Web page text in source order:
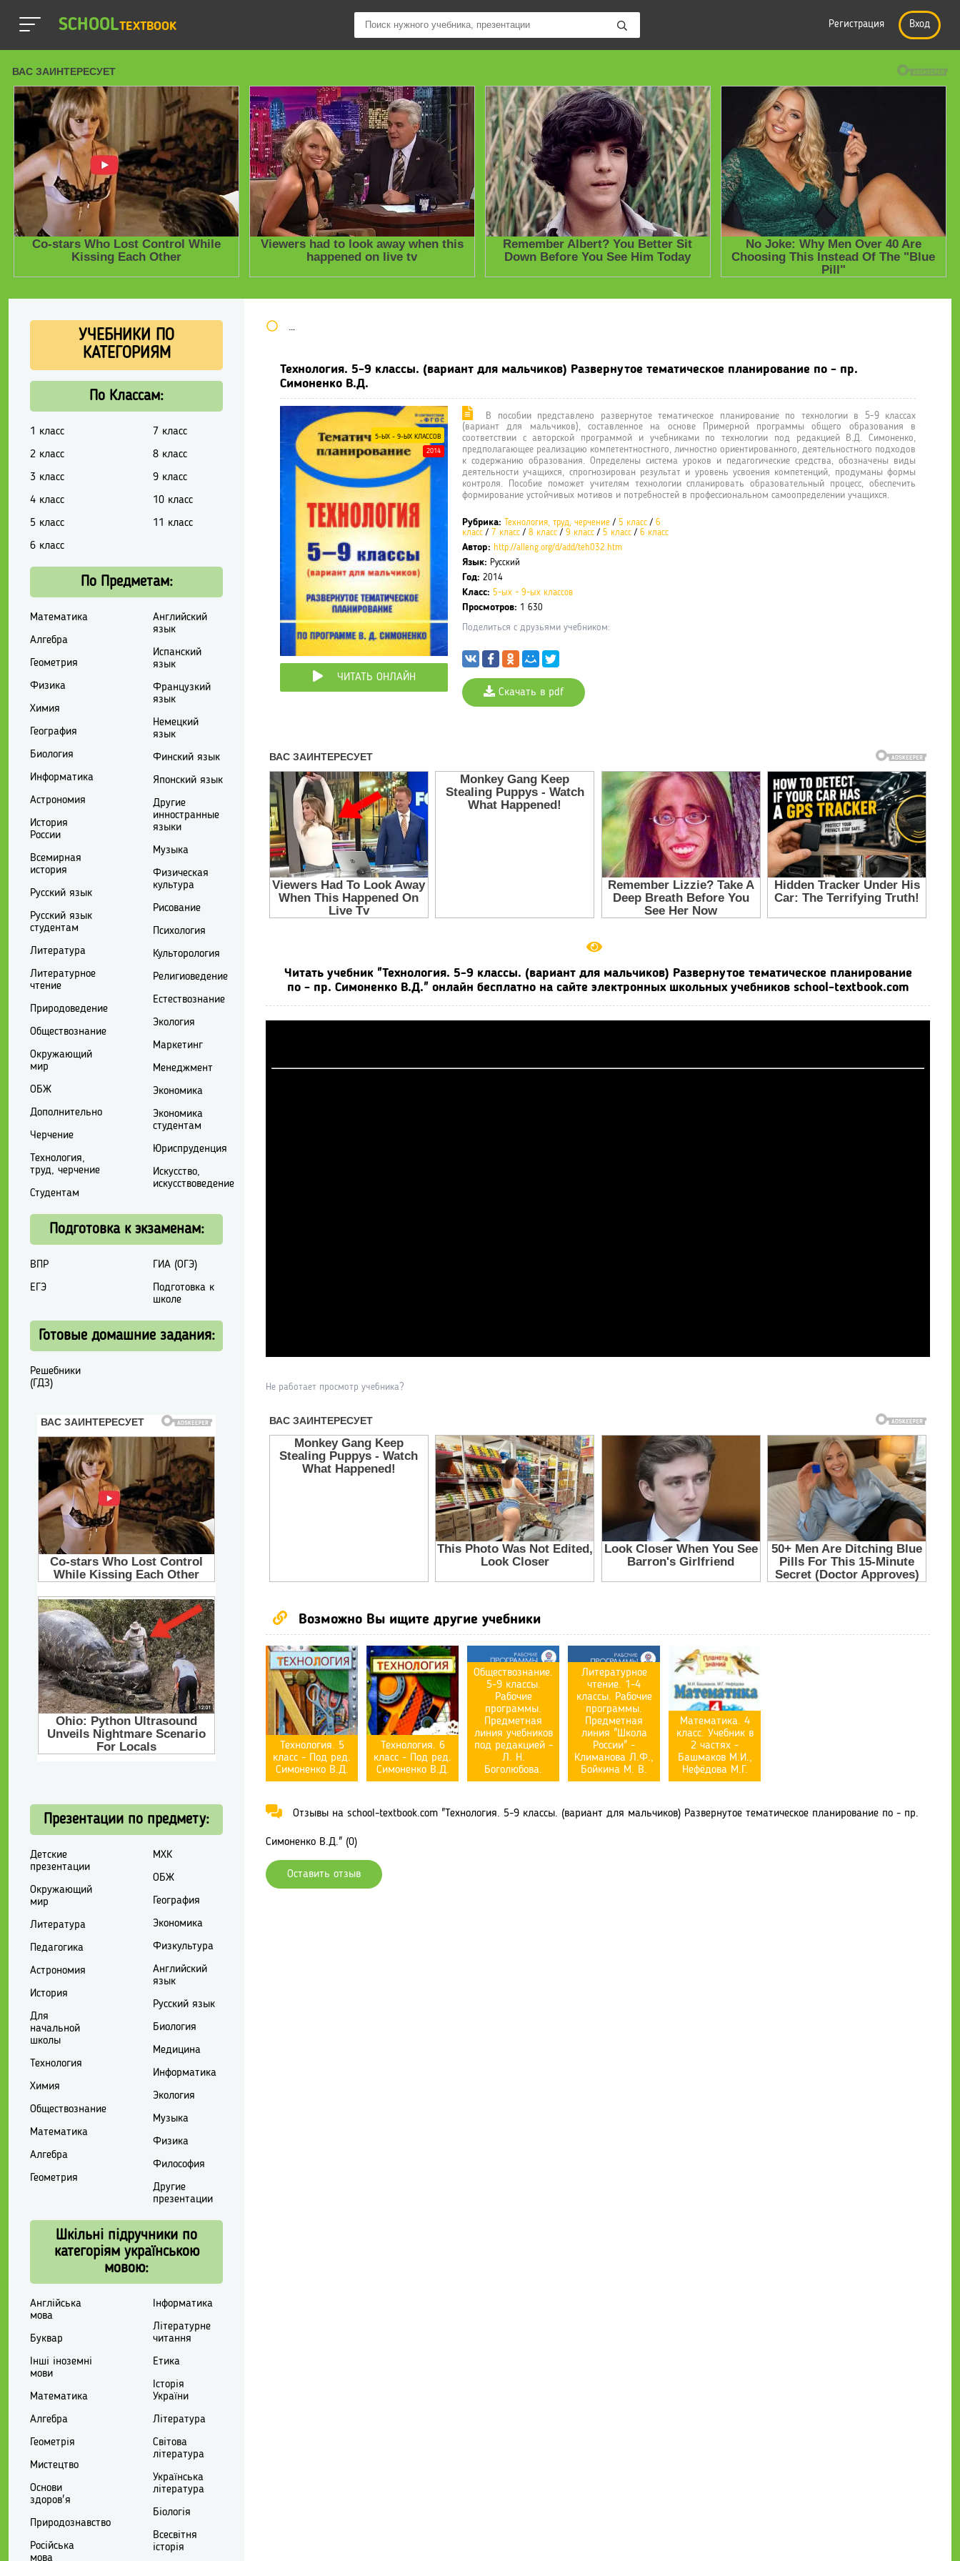
SCHOOLTEXTBOOK Регистрация Вход
Школьные учебники / Презентации по предметам
Технология. 5-9 классы. (вариант для мальчиков) Развернутое тематическое планирование по - пр.
Симоненко В.Д.
5-ЫХ - 9-ЫХ КЛАССОВ
2014
ЧИТАТЬ ОНЛАЙН
В пособии представлено развернутое тематическое планирование по технологии в 5-9 классах
(вариант для мальчиков), составленное на основе Примерной программы общего образования в
соответствии с авторской программой и учебниками по технологии под редакцией В.Д. Симоненко,
предполагающее реализацию компетентностного, личностно ориентированного, деятельностного подходов
к содержанию образования. Определены система уроков и педагогические средства, обозначены виды
деятельности учащихся, спрогнозирован результат и уровень усвоения компетенций, продуманы формы
контроля. Пособие поможет учителям технологии спланировать образовательный процесс, обеспечить
формирование устойчивых мотивов и потребностей в профессиональном самоопределении учащихся.
Рубрика: Технология, труд, черчение / 5 класс / 6
класс / 7 класс / 8 класс / 9 класс / 5 класс / 6 класс
Автор: http://alleng.org/d/add/teh032.htm
Язык: Русский
Год: 2014
Класс: 5-ых - 9-ых классов
Просмотров: 1 630
Поделиться с друзьями учебником:
Скачать в pdf
Читать учебник "Технология. 5-9 классы. (вариант для мальчиков) Развернутое тематическое планирование
по - пр. Симоненко В.Д." онлайн бесплатно на сайте электронных школьных учебников school-textbook.com
Не работает просмотр учебника?
Возможно Вы ищите другие учебники
Технология. 5
класс - Под ред.
Симоненко В.Д.
Технология. 6
класс - Под ред.
Симоненко В.Д.
Обществознание.
5-9 классы.
Рабочие
программы.
Предметная
линия учебников
под редакцией -
Л. Н.
Боголюбова.
Литературное
чтение. 1-4
классы. Рабочие
программы.
Предметная
линия "Школа
России" -
Климанова Л.Ф.,
Бойкина М. В.
Математика. 4
класс. Учебник в
2 частях -
Башмаков М.И.,
Нефёдова М.Г.
Отзывы на school-textbook.com "Технология. 5-9 классы. (вариант для мальчиков) Развернутое тематическое планирование по - пр.
Симоненко В.Д." (0)
Оставить отзыв
УЧЕБНИКИ ПО
КАТЕГОРИЯМ
По Классам:
1 класс
2 класс
3 класс
4 класс
5 класс
6 класс
7 класс
8 класс
9 класс
10 класс
11 класс
По Предметам:
Математика
Алгебра
Геометрия
Физика
Химия
География
Биология
Информатика
Астрономия
История
России
Всемирная
история
Русский язык
Русский язык
студентам
Литература
Литературное
чтение
Природоведение
Обществознание
Окружающий
мир
ОБЖ
Дополнительно
Черчение
Технология,
труд, черчение
Студентам
Английский
язык
Испанский
язык
Французкий
язык
Немецкий
язык
Финский язык
Японский язык
Другие
инностранные
языки
Музыка
Физическая
культура
Рисование
Психология
Культорология
Религиоведение
Естествознание
Экология
Маркетинг
Менеджмент
Экономика
Экономика
студентам
Юриспруденция
Искусство,
искусствоведение
Подготовка к экзаменам:
ВПР
ЕГЭ
ГИА (ОГЭ)
Подготовка к
школе
Готовые домашние задания:
Решебники
(ГДЗ)
Презентации по предмету:
Детские
презентации
Окружающий
мир
Литература
Педагогика
Астрономия
История
Для
начальной
школы
Технология
Химия
Обществознание
Математика
Алгебра
Геометрия
МХК
ОБЖ
География
Экономика
Физкультура
Английский
язык
Русский язык
Биология
Медицина
Информатика
Экология
Музыка
Физика
Философия
Другие
презентации
Шкільні підручники по
категоріям українською
мовою:
Англійська
мова
Буквар
Інші іноземні
мови
Математика
Алгебра
Геометрія
Мистецтво
Основи
здоров'я
Природознавство
Російська
мова
Інформатика
Літературне
читання
Етика
Історія
України
Література
Світова
література
Українська
література
Біологія
Всесвітня
історія